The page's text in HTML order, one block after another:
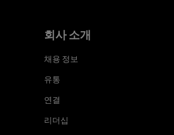
회사 소개
채용 정보
유통
연결
리더십